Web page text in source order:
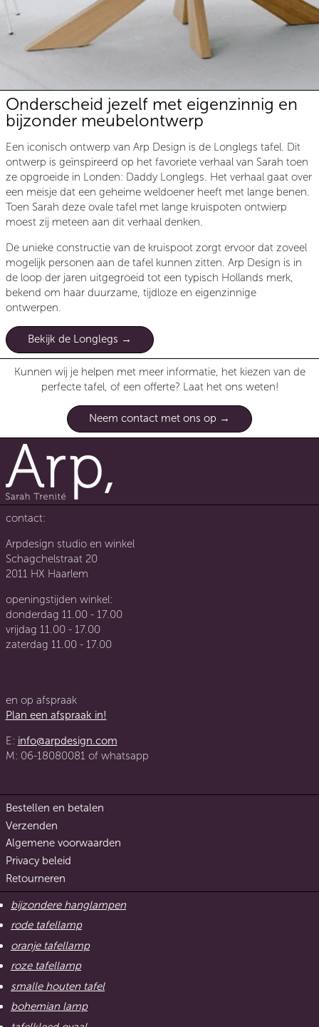
Onderscheid jezelf met eigenzinnig en
bijzonder meubelontwerp
Een iconisch ontwerp van Arp Design is de Longlegs tafel. Dit
ontwerp is geïnspireerd op het favoriete verhaal van Sarah toen
ze opgroeide in Londen: Daddy Longlegs. Het verhaal gaat over
een meisje dat een geheime weldoener heeft met lange benen.
Toen Sarah deze ovale tafel met lange kruispoten ontwierp
moest zij meteen aan dit verhaal denken.
De unieke constructie van de kruispoot zorgt ervoor dat zoveel
mogelijk personen aan de tafel kunnen zitten. Arp Design is in
de loop der jaren uitgegroeid tot een typisch Hollands merk,
bekend om haar duurzame, tijdloze en eigenzinnige
ontwerpen.
Bekijk de Longlegs
Kunnen wij je helpen met meer informatie, het kiezen van de
perfecte tafel, of een offerte? Laat het ons weten!
Neem contact met ons op
contact:
Arpdesign studio en winkel
Schagchelstraat 20
2011 HX Haarlem
openingstijden winkel:
donderdag 11.00 - 17.00
vrijdag 11.00 - 17.00
zaterdag 11.00 - 17.00
en op afspraak
Plan een afspraak in!
E: info@arpdesign.com
M: 06-18080081 of whatsapp
Bestellen en betalen
Verzenden
Algemene voorwaarden
Privacy beleid
Retourneren
bijzondere hanglampen
rode tafellamp
oranje tafellamp
roze tafellamp
smalle houten tafel
bohemian lamp